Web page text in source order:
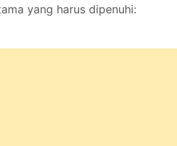
yang harus dipenuhi: